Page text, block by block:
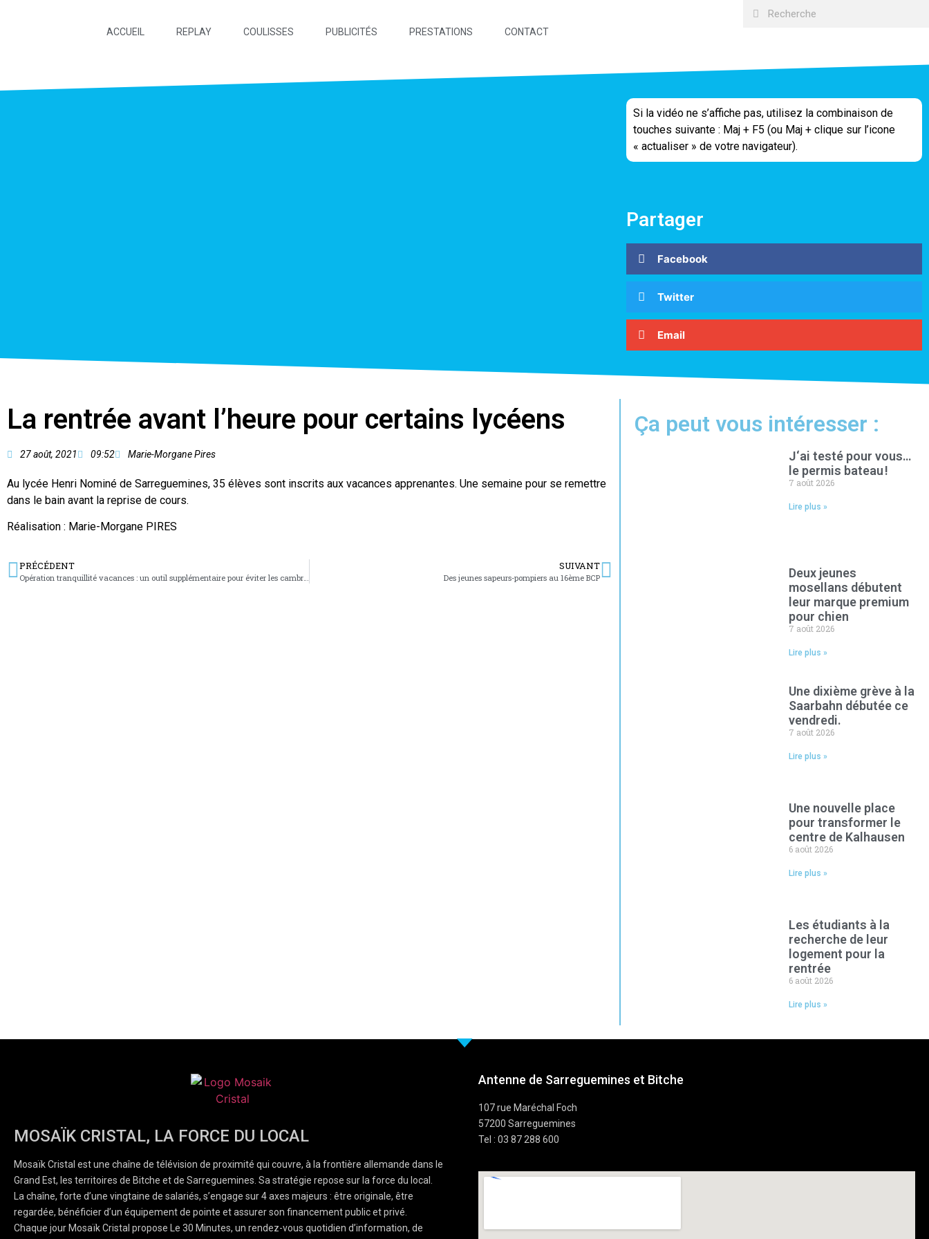
ACCUEIL REPLAY COULISSES PUBLICITÉS PRESTATIONS CONTACT
Si la vidéo ne s’affiche pas, utilisez la combinaison de
touches suivante : Maj + F5 (ou Maj + clique sur l’icone
« actualiser » de votre navigateur).
Partager
Facebook
Twitter
Email
La rentrée avant l’heure pour certains lycéens
27 août, 2021 09:52 Marie-Morgane Pires
Au lycée Henri Nominé de Sarreguemines, 35 élèves sont inscrits aux vacances apprenantes. Une semaine pour se remettre
dans le bain avant la reprise de cours.
Réalisation : Marie-Morgane PIRES
PRÉCÉDENT SUIVANT
Des jeunes sapeurs-pompiers au 16ème BCP
Ça peut vous intéresser :
J‘ai testé pour vous…
le permis bateau !
7 août 2026
Lire plus »
Deux jeunes
mosellans débutent
leur marque premium
pour chien
7 août 2026
Lire plus »
Une dixième grève à la
Saarbahn débutée ce
vendredi.
7 août 2026
Lire plus »
Une nouvelle place
pour transformer le
centre de Kalhausen
6 août 2026
Lire plus »
Les étudiants à la
recherche de leur
logement pour la
rentrée
6 août 2026
Lire plus »
MOSAÏK CRISTAL, LA FORCE DU LOCAL
Mosaïk Cristal est une chaîne de télévision de proximité qui couvre, à la frontière allemande dans le
Grand Est, les territoires de Bitche et de Sarreguemines. Sa stratégie repose sur la force du local.
La chaîne, forte d’une vingtaine de salariés, s’engage sur 4 axes majeurs : être originale, être
regardée, bénéficier d’un équipement de pointe et assurer son financement public et privé.
Chaque jour Mosaïk Cristal propose Le 30 Minutes, un rendez-vous quotidien d’information, de
Antenne de Sarreguemines et Bitche
107 rue Maréchal Foch
57200 Sarreguemines
Tel : 03 87 288 600